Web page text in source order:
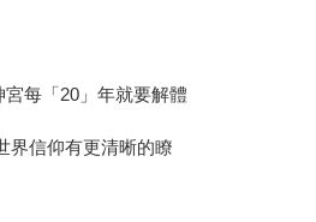
每「20」年就要解體
界信仰有更清晰的瞭